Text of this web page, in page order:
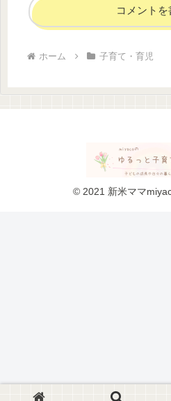
コメント
ホーム 子育て・育児
© 2021 新米ママ